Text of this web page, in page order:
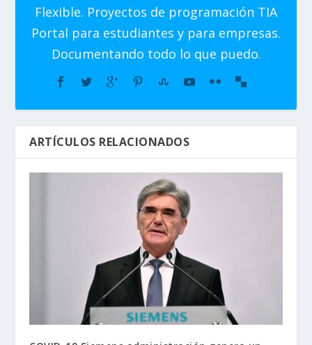
Flexible. Proyectos de programación TIA
Portal para estudiantes y para empresas.
Documentando todo lo que puedo.
ARTÍCULOS RELACIONADOS